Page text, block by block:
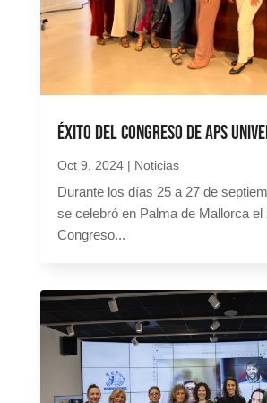
Éxito del Congreso de ApS
Oct 9, 2024| Noticias
Durante los días 25 a 27 de
se celebró en Palma de Mallorca el
Congreso...